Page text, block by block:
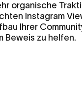
organische
Instagram
Ihrer
Beweis zu helfen.